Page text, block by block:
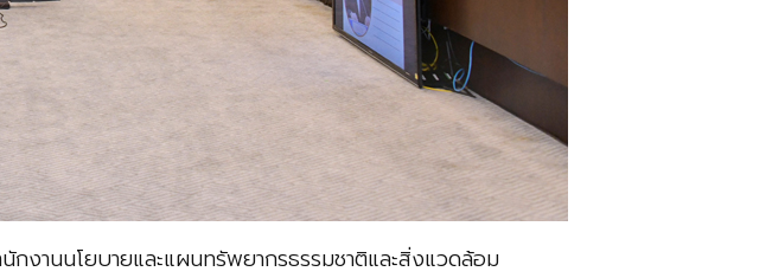
งานนโยบายและแผนทรัพยากรธรรมชาติและสิ่งแวดล้อม